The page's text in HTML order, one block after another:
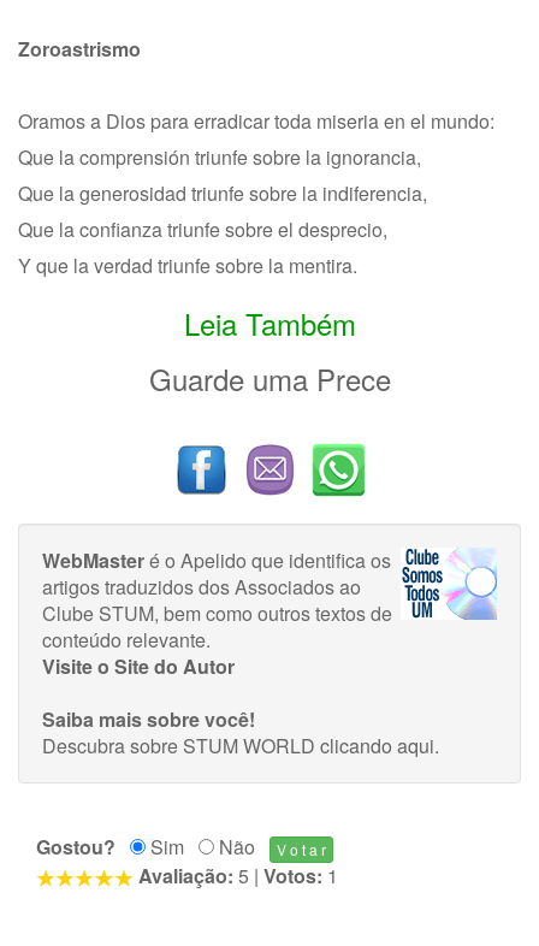
Zoroastrismo
Oramos a Dios para erradicar toda miseria en el mundo:
Que la comprensión triunfe sobre la ignorancia,
Que la generosidad triunfe sobre la indiferencia,
Que la confianza triunfe sobre el desprecio,
Y que la verdad triunfe sobre la mentira.
Leia Também
Guarde uma Prece
WebMasteré o Apelido que identifica os
artigos traduzidos dos Associados ao
Clube STUM, bem como outros textos de
conteúdo relevante.
Visite o Site do Autor
Saiba mais sobre você!
Descubra sobre STUM WORLD clicando aqui.
Gostou? Sim
Não
Avaliação: 5 | Votos: 1